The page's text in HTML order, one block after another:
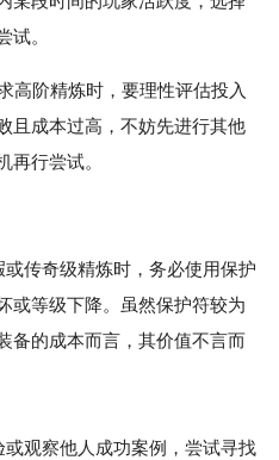
试。
高阶精炼时，要理性评估投入
且成本过高，不妨先进行其他
再行尝试。
传奇级精炼时，务必使用保护
或等级下降。虽然保护符较为
备的成本而言，其价值不言而
观察他人成功案例，尝试寻找